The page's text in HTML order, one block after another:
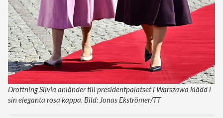
Drottning Silvia anländer till presidentpalatset i Warszawa klädd i
sin eleganta rosa kappa. Bild: Jonas Ekströmer/TT